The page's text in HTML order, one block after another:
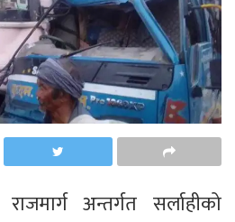
अन्तर्गत सर्लाहीको